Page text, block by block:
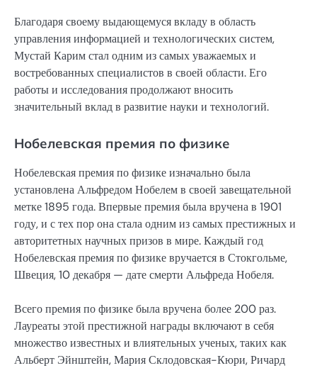
Благодаря своему выдающемуся вкладу в область
управления информацией и технологических систем,
Мустай Карим стал одним из самых уважаемых и
востребованных специалистов в своей области. Его
работы и исследования продолжают вносить
значительный вклад в развитие науки и технологий.
Нобелевская премия по физике
Нобелевская премия по физике изначально была
установлена Альфредом Нобелем в своей завещательной
метке 1895 года. Впервые премия была вручена в 1901
году, и с тех пор она стала одним из самых престижных и
авторитетных научных призов в мире. Каждый год
Нобелевская премия по физике вручается в Стокгольме,
Швеция, 10 декабря — дате смерти Альфреда Нобеля.
Всего премия по физике была вручена более 200 раз.
Лауреаты этой престижной награды включают в себя
множество известных и влиятельных ученых, таких как
Альберт Эйнштейн, Мария Склодовская-Кюри, Ричард